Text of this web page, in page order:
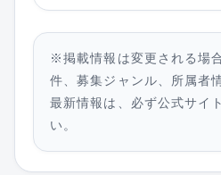
※掲載情報は変更される場
件、募集ジャンル、所属者
最新情報は、必ず公式サイ
い。